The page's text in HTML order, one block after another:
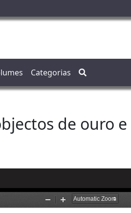
Categorias
de ouro